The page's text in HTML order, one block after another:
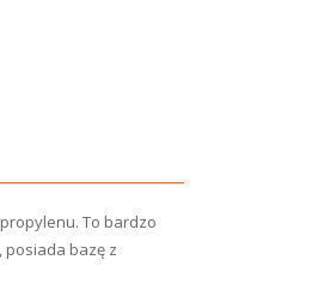
To bardzo
posiada bazę z